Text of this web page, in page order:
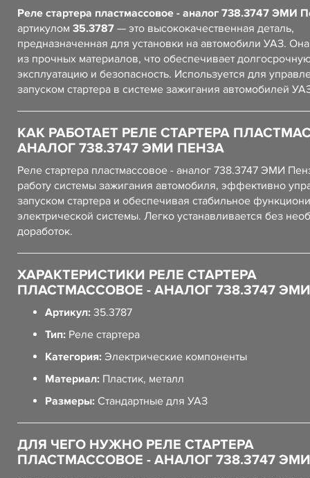
Реле стартера пластмассовое - аналог 738.3747 ЭМИ
артикулом 35.3787 — это высококачественная деталь,
предназначенная для установки на автомобили УАЗ.
из прочных материалов, что обеспечивает
эксплуатацию и безопасность. Используется для
запуском стартера в системе зажигания автомобилей
КАК РАБОТАЕТ РЕЛЕ СТАРТЕРА
АНАЛОГ 738.3747 ЭМИ ПЕНЗА
Реле стартера пластмассовое - аналог 738.3747 ЭМИ
работу системы зажигания автомобиля, эффективно
запуском стартера и обеспечивая стабильное
электрической системы. Легко устанавливается без
доработок.
ХАРАКТЕРИСТИКИ РЕЛЕ СТАРТЕРА
ПЛАСТМАССОВОЕ - АНАЛОГ 738.3747
Артикул: 35.3787
Тип: Реле стартера
Категория: Электрические компоненты
Материал: Пластик, металл
Размеры: Стандартные для УАЗ
ДЛЯ ЧЕГО НУЖНО РЕЛЕ СТАРТЕРА
ПЛАСТМАССОВОЕ - АНАЛОГ 738.3747